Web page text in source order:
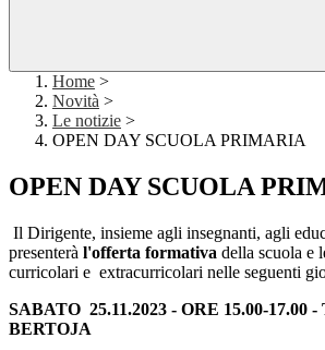
Home >
Novità >
Le notizie >
OPEN DAY SCUOLA PRIMARIA
OPEN DAY SCUOLA
Il Dirigente, insieme agli insegnanti, agli
presenterà l'offerta formativa della scuola e
curricolari e extracurricolari nelle seguenti
SABATO 25.11.2023 - ORE 15.00-17.00
BERTOJA